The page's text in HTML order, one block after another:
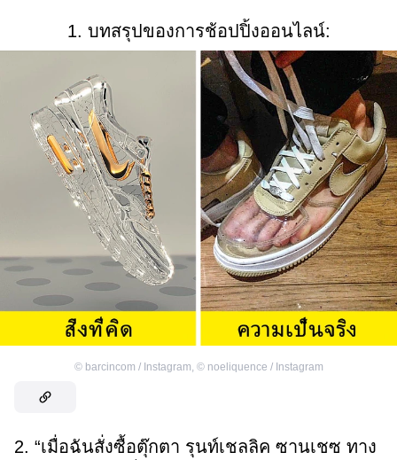
1. บทสรุปของการช้อปปิ้งออนไลน์:
© barcincom / Instagram © noeliquence / Instagram
2. “เมื่อฉันสั่งซื้อตุ๊กตา รุนท์เชลลิค ซานเชซ ทาง